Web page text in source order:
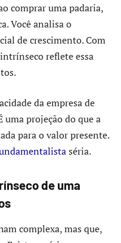
comprar uma padaria,
Você analisa o
de crescimento. Com
reflete essa
da empresa de
uma projeção do que a
para o valor presente.
séria.
de uma
complexa, mas que,